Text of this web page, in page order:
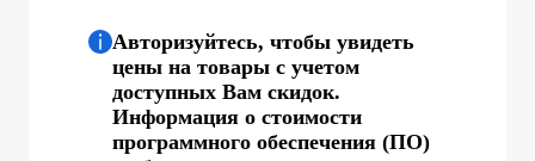
Авторизуйтесь, чтобы увидеть
цены на товары с учетом
доступных Вам скидок.
Информация о стоимости
программного обеспечения (ПО)